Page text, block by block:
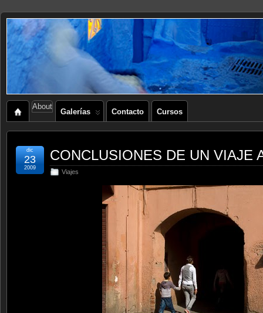
About
Galerías Contacto Cursos
CONCLUSIONES DE UN VIAJE
Viajes
dic
23
2009